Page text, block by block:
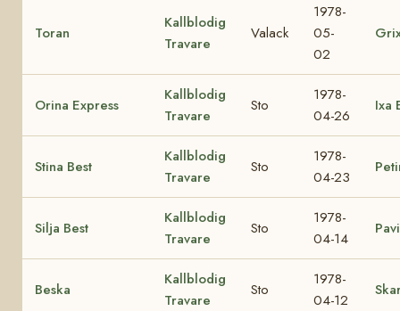
Toran
Kallblodig
Travare
Valack
1978-
05-
02
Orina Express
Kallblodig
Travare
Sto
1978-
04-26
Ixa
Stina Best
Kallblodig
Travare
Sto
1978-
04-23
Silja Best
Kallblodig
Travare
Sto
1978-
04-14
Beska
Kallblodig
Travare
Sto
1978-
04-12